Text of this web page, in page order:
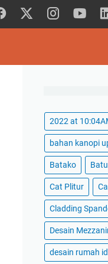
2022 at
bahan kanopi
Batako
Cat Plitur
Cladding
Desain
desain rumah